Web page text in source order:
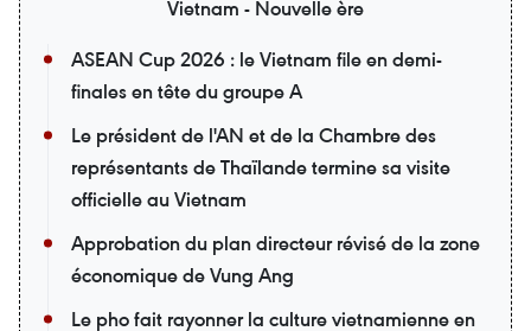
Vietnam - Nouvelle ère
ASEAN Cup 2026 : le Vietnam file en demi-
finales en tête du groupe A
Le président de l'AN et de la Chambre des
représentants de Thaïlande termine sa visite
officielle au Vietnam
Approbation du plan directeur révisé de la zone
économique de Vung Ang
Le pho fait rayonner la culture vietnamienne en